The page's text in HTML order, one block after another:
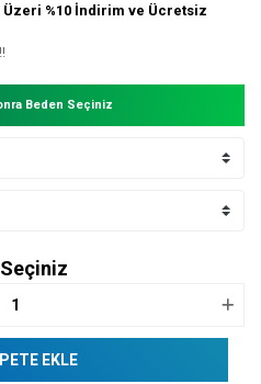
Üzeri %10 İndirim ve Ücretsiz
Beden Seçiniz
EKLE